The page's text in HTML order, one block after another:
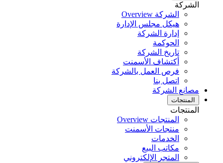
الشركة
الشركة Overview
هيكل مجلس الإدارة
إدارة الشركة
الحوكمة
تاريخ الشركة
أكتشاف الأسمنت
فرص العمل بالشركة
اتصل بنا
مصانع الشركة
المنتجات
المنتجات
المنتجات Overview
منتجات الأسمنت
الخدمات
مكاتب البيع
المتجر الإلكتروني